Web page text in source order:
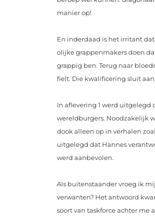
manier op!
En inderdaad is het irritant
olijke grappenmakers doen
grappig ben. Terug naar
fielt. Die kwalificering sluit
In aflevering 1 werd
wereldburgers. Noodzakelijk
dook alleen op in verhalen
uitgelegd dat Hannes
werd aanbevolen.
Als buitenstaander vroeg ik
verwanten? Het antwoord
soort van taskforce achter me